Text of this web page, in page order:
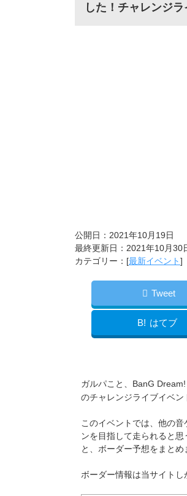
した！チャレンジラ
公開日：2021年10月19日
最終更新日：2021年10月30
カテゴリー：[最新イベント]
Tweet
B! はてブ
ガルパこと、BanG
のチャレンジライブイベン
このイベントでは、他の
ンを目指して走られると
と、ボーダー予想をまとめ
ボーダー情報は当サイトし